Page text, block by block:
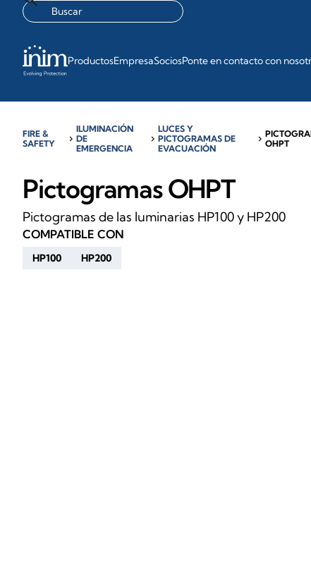
ProductosEmpresaSociosPonte en contacto con
FIRE &
SAFETY
chevron_right
ILUMINACIÓN
DE
EMERGENCIA
chevron_right
LUCES Y
PICTOGRAMAS DE
EVACUACIÓN
chevron_rightOHPT
Pictogramas OHPT
Pictogramas de las luminarias HP100 y HP200
COMPATIBLE CON
HP100 HP200